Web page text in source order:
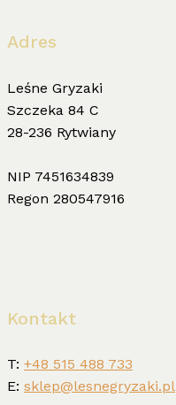
Adres
Leśne Gryzaki
Szczeka 84 C
28-236 Rytwiany
NIP 7451634839
Regon 280547916
Kontakt
T: +48 515 488 733
E: sklep@lesnegryzaki.pl